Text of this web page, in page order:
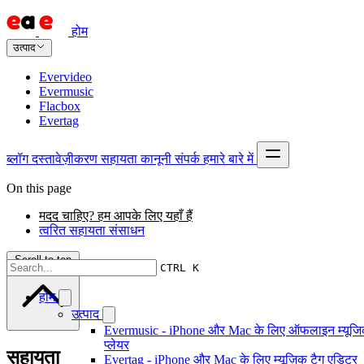
होम
उत्पाद
Evervideo
Evermusic
Flacbox
Evertag
ब्लॉग दस्तावेज़ीकरण सहायता कानूनी संपर्क हमारे बारे में
CTRL K
होम
उत्पाद
Evermusic - iPhone और Mac के लिए ऑफलाइन
प्लेयर
Evertag - iPhone और Mac के लिए म्यूज़िक टैग एडिटर
On this page
मदद चाहिए? हम आपके लिए यहाँ हैं
त्वरित सहायता संसाधन
Scroll to top
सहायता